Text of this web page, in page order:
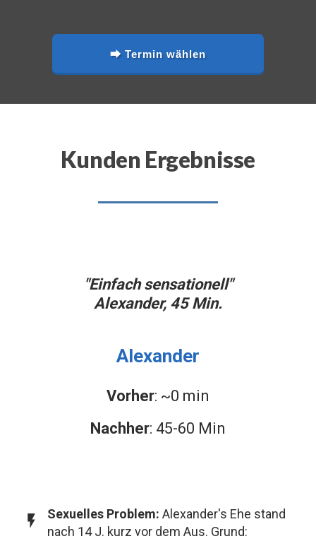
⮕ Termin wählen
Kunden Ergebnisse
"Einfach sensationell"
Alexander, 45 Min.
Alexander
Vorher: ~0 min
Nachher: 45-60 Min
Sexuelles Problem: Alexander's Ehe stand
nach 14 J. kurz vor dem Aus. Grund: